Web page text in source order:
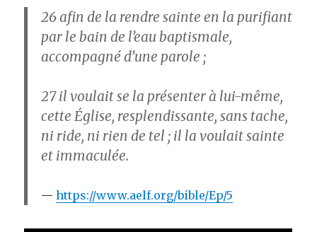
26afin de la rendre sainte en la purifiant
par le bain de l’eau baptismale,
accompagné d’une parole ;
27il voulait se la présenter à lui-même,
cette Église, resplendissante, sans tache,
ni ride, ni rien de tel ; il la voulait sainte
et immaculée.
https://www.aelf.org/bible/Ep/5